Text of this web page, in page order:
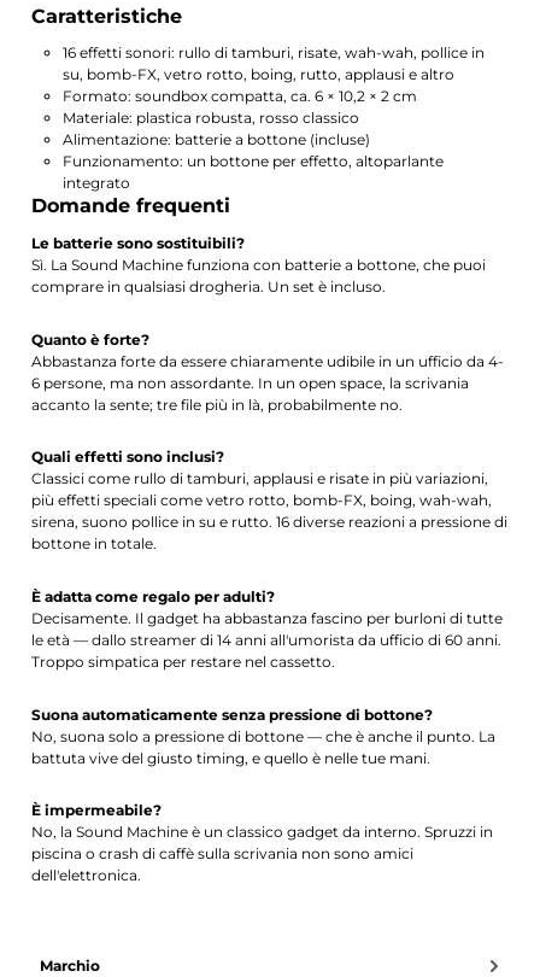
Caratteristiche
16 effetti sonori: rullo di tamburi, risate, wah-wah, pollice in
su, bomb-FX, vetro rotto, boing, rutto, applausi e altro
Formato: soundbox compatta, ca. 6 × 10,2 × 2 cm
Materiale: plastica robusta, rosso classico
Alimentazione: batterie a bottone (incluse)
Funzionamento: un bottone per effetto, altoparlante
integrato
Domande frequenti
Le batterie sono sostituibili?
Sì. La Sound Machine funziona con batterie a bottone, che puoi
comprare in qualsiasi drogheria. Un set è incluso.
Quanto è forte?
Abbastanza forte da essere chiaramente udibile in un ufficio da 4-
6 persone, ma non assordante. In un open space, la scrivania
accanto la sente; tre file più in là, probabilmente no.
Quali effetti sono inclusi?
Classici come rullo di tamburi, applausi e risate in più variazioni,
più effetti speciali come vetro rotto, bomb-FX, boing, wah-wah,
sirena, suono pollice in su e rutto. 16 diverse reazioni a pressione di
bottone in totale.
È adatta come regalo per adulti?
Decisamente. Il gadget ha abbastanza fascino per burloni di tutte
le età — dallo streamer di 14 anni all'umorista da ufficio di 60 anni.
Troppo simpatica per restare nel cassetto.
Suona automaticamente senza pressione di bottone?
No, suona solo a pressione di bottone — che è anche il punto. La
battuta vive del giusto timing, e quello è nelle tue mani.
È impermeabile?
No, la Sound Machine è un classico gadget da interno. Spruzzi in
piscina o crash di caffè sulla scrivania non sono amici
dell'elettronica.
Marchio